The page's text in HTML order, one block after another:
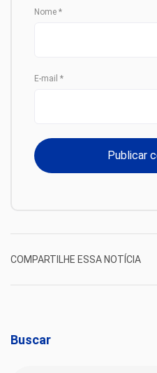
Nome *
E-mail *
COMPARTILHE ESSA NOTÍCIA
Buscar